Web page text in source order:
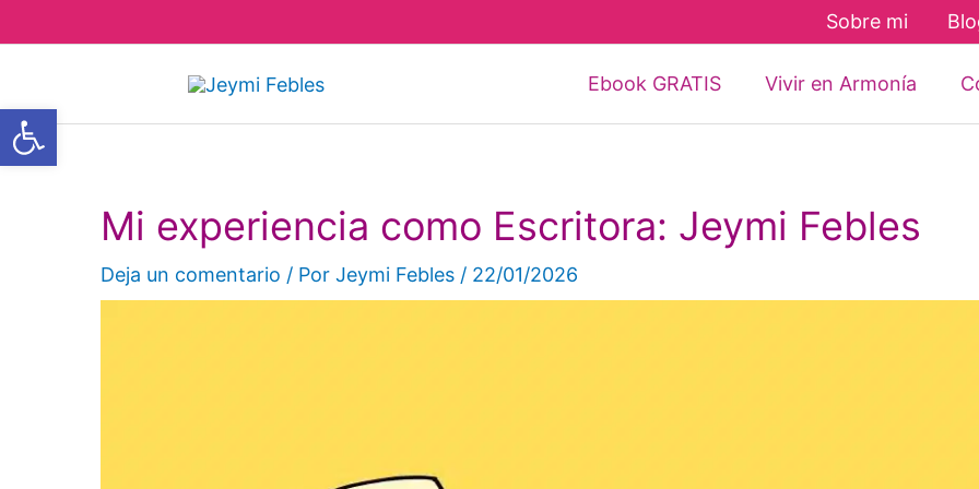
al
Sobre mi
Ebook GRATIS Vivir en Armonía
Mi experiencia como Escritora: Jeymi Febles
Deja un comentario / Por Jeymi Febles / 22/01/2026
Abrir barra de herramientas